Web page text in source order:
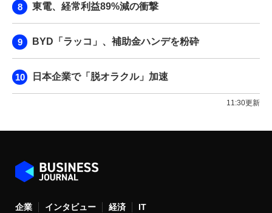
東電、経常利益89%減の衝撃
BYD「ラッコ」、補助金ハンデを粉砕
日本企業で「脱オラクル」加速
11:30更新
企業 インタビュー 経済 IT